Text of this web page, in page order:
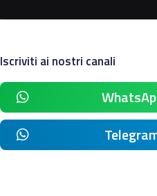
Iscriviti ai nostri canali